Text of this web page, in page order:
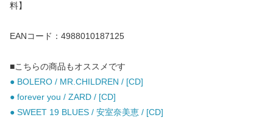
料】
EANコード：4988010187125
■こちらの商品もオススメです
● BOLERO / MR.CHILDREN / [CD]
● forever you / ZARD / [CD]
● SWEET 19 BLUES / 安室奈美恵 / [CD]